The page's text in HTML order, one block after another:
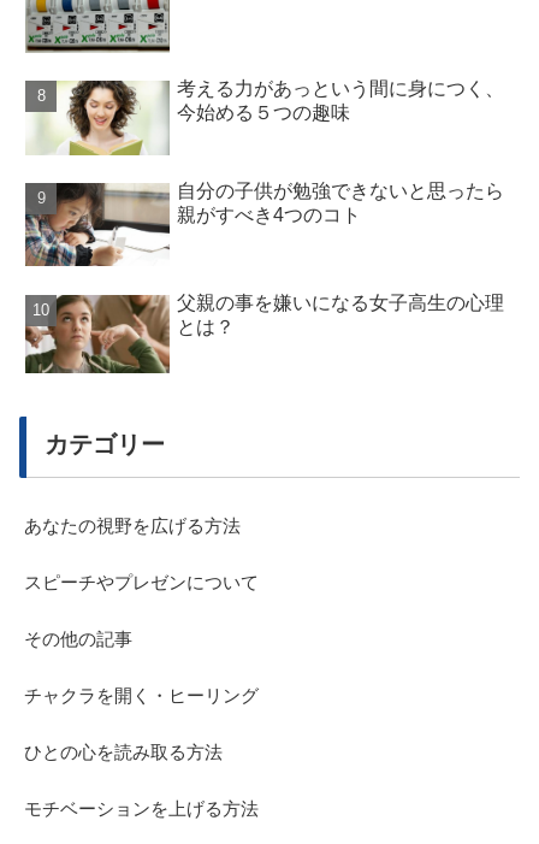
考える力があっという間に身につく、
今始める５つの趣味
自分の子供が勉強できないと思ったら
親がすべき4つのコト
父親の事を嫌いになる女子高生の心理
とは？
カテゴリー
あなたの視野を広げる方法
スピーチやプレゼンについて
その他の記事
チャクラを開く・ヒーリング
ひとの心を読み取る方法
モチベーションを上げる方法